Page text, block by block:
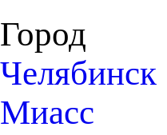
Город
Челябинск
Миасс